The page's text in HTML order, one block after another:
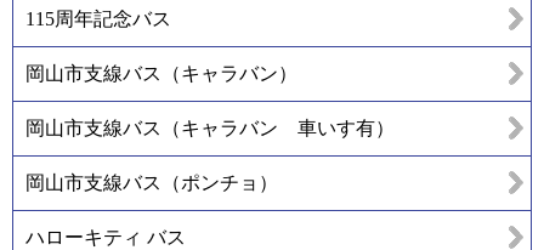
115周年記念バス
岡山市支線バス（キャラバン）
岡山市支線バス（キャラバン 車いす有）
岡山市支線バス（ポンチョ）
ハローキティ バス